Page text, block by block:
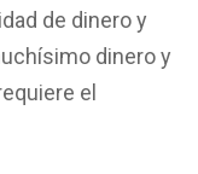
de dinero y
dinero y
el